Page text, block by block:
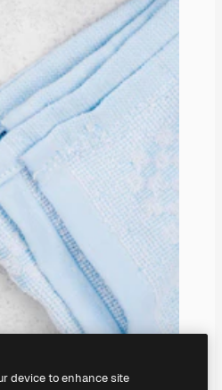
device to enhance site